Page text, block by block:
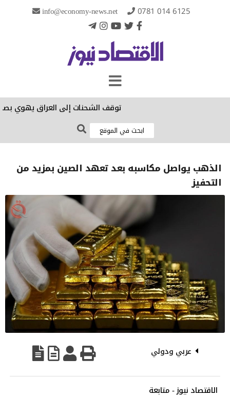
info@economy-news.net 0781 014 6125
توقف الشحنات إلى العراق يهوي بصادرات الرز
الذهب يواصل مكاسبه بعد تعهد الصين بمزيد من
التحفيز
عربي ودولي
الاقتصاد نيوز - متابعة